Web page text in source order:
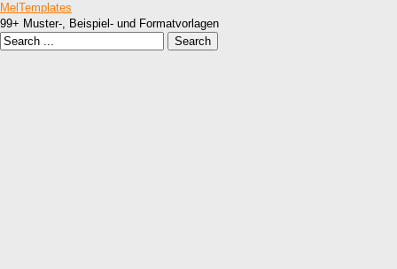
MelTemplates
99+ Muster-, Beispiel- und Formatvorlagen